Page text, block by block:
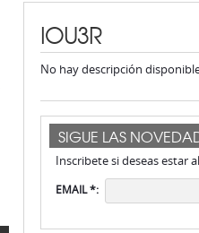
IOU3R
No hay descripción
SIGUE LAS
Inscribete si deseas estar
EMAIL *: